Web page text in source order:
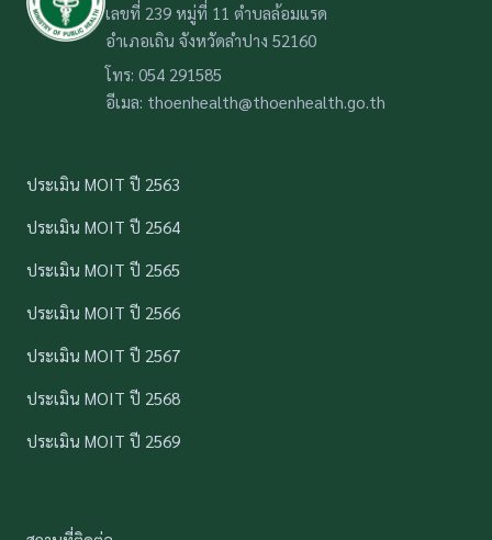
เลขที่ 239 หมู่ที่ 11 ตำบลล้อมแรด
อำเภอเถิน จังหวัดลำปาง 52160
โทร: 054 291585
อีเมล: thoenhealth@thoenhealth.go.th
ประเมิน MOIT ปี 2563
ประเมิน MOIT ปี 2564
ประเมิน MOIT ปี 2565
ประเมิน MOIT ปี 2566
ประเมิน MOIT ปี 2567
ประเมิน MOIT ปี 2568
ประเมิน MOIT ปี 2569